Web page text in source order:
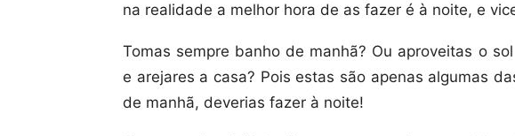
na realidade a melhor hora de as fazer é à noite, e
Tomas sempre banho de manhã? Ou aproveitas o
e arejares a casa? Pois estas são apenas algumas
de manhã, deverias fazer à noite!